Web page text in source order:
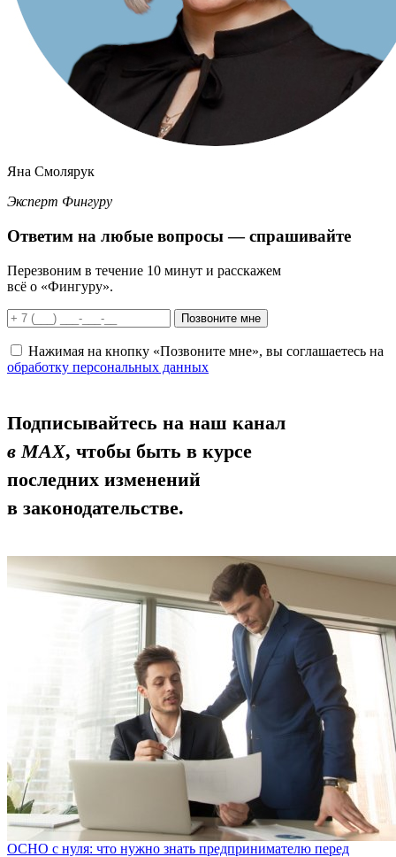
Яна Смолярук
Эксперт Фингуру
Ответим на любые вопросы— спрашивайте
Перезвоним в течение 10 минут и расскажем
всё о «Фингуру».
Позвоните мне
Нажимая на кнопку «Позвоните мне», вы соглашаетесь на
обработку персональных данных
Подписывайтесь на наш канал
в MAX, чтобы быть в курсе
последних изменений
в законодательстве.
ОСНО с нуля: что нужно знать предпринимателю перед